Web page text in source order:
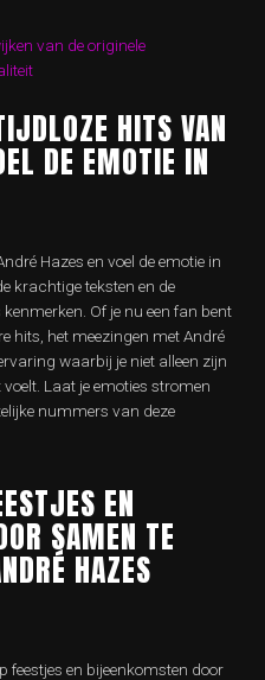
van de originele
HITS VAN
DE EMOTIE IN
Hazes en voel de emotie in
krachtige teksten en de
Of je nu een fan bent
hits, het meezingen met André
waarbij je niet alleen zijn
Laat je emoties stromen
nummers van deze
EN
SAMEN TE
HAZES
feestjes en bijeenkomsten door